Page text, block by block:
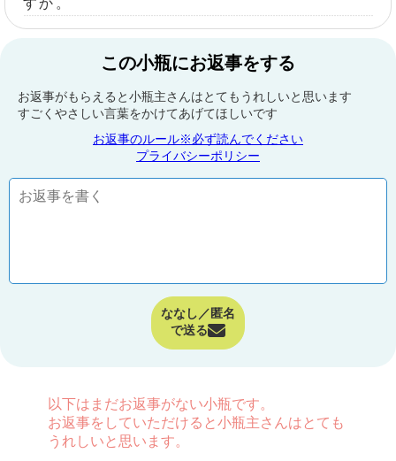
この小瓶にお返事をする
お返事がもらえると小瓶主さんはとてもうれしいと思います
すごくやさしい言葉をかけてあげてほしいです
お返事のルール※必ず読んでください
プライバシーポリシー
ななし／匿名
で送る
以下はまだお返事がない小瓶です。
お返事をしていただけると小瓶主さんはとても
うれしいと思います。